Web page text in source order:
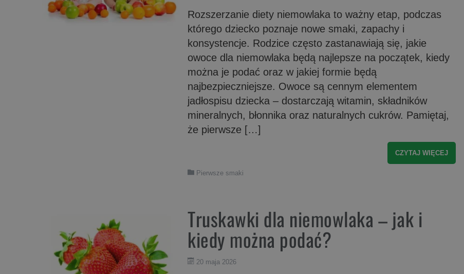
Rozszerzanie diety niemowlaka to ważny etap, podczas
którego dziecko poznaje nowe smaki, zapachy i
konsystencje. Rodzice często zastanawiają się, jakie
owoce dla niemowlaka będą najlepsze na początek, kiedy
można je podać oraz w jakiej formie będą
najbezpieczniejsze. Owoce są cennym elementem
jadłospisu dziecka – dostarczają witamin, składników
mineralnych, błonnika oraz naturalnych cukrów. Pamiętaj,
że pierwsze […]
CZYTAJ WIĘCEJ
Pierwsze smaki
Truskawki dla niemowlaka – jak i
kiedy można podać?
20 maja 2026